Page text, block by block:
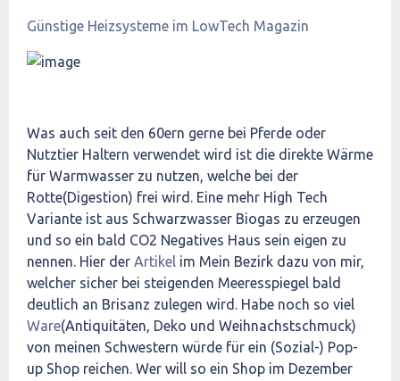
Günstige Heizsysteme im LowTech Magazin
Was auch seit den 60ern gerne bei Pferde oder
Nutztier Haltern verwendet wird ist die direkte Wärme
für Warmwasser zu nutzen, welche bei der
Rotte(Digestion) frei wird. Eine mehr High Tech
Variante ist aus Schwarzwasser Biogas zu erzeugen
und so ein bald CO2 Negatives Haus sein eigen zu
nennen. Hier der Artikel im Mein Bezirk dazu von mir,
welcher sicher bei steigenden Meeresspiegel bald
deutlich an Brisanz zulegen wird. Habe noch so viel
Ware(Antiquitäten, Deko und Weihnachstschmuck)
von meinen Schwestern würde für ein (Sozial-) Pop-
up Shop reichen. Wer will so ein Shop im Dezember